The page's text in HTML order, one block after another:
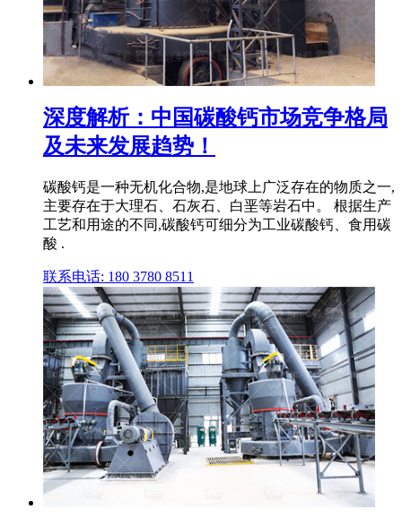
深度解析：中国碳酸钙市场竞争格局
及未来发展趋势！
碳酸钙是一种无机化合物,是地球上广泛存在的物质之一,
主要存在于大理石、石灰石、白垩等岩石中。 根据生产
工艺和用途的不同,碳酸钙可细分为工业碳酸钙、食用碳
酸 .
联系电话: 180 3780 8511